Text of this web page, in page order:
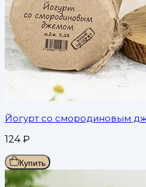
Йогурт со смородиновым
124₽
Купить